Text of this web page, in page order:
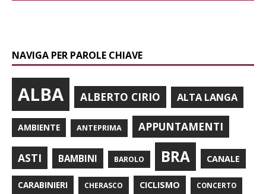
NAVIGA PER PAROLE CHIAVE
ALBA ALBERTO CIRIO ALTA LANGA
AMBIENTE ANTEPRIMA APPUNTAMENTI
ASTI BAMBINI BAROLO BRA CANALE
CARABINIERI CHERASCO CICLISMO CONCERTO